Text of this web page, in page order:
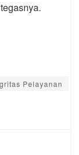
Pelayanan